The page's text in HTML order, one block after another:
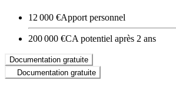
12 000 €Apport personnel
200 000 €CA potentiel après 2 ans
Documentation gratuite
Documentation gratuite